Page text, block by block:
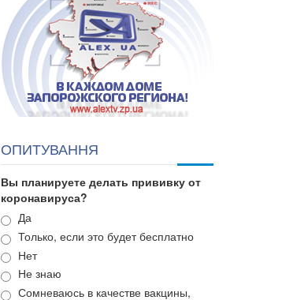
ОПИТУВАННЯ
Вы планируете делать прививку от
коронавируса?
Варианты
Да
Только, если это будет бесплатно
Нет
Не знаю
Сомневаюсь в качестве вакцины,